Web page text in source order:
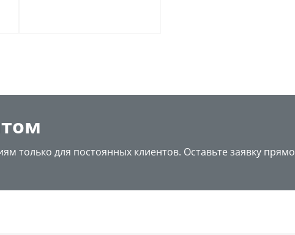
только для постоянных клиентов. Оставьте заявку прямо